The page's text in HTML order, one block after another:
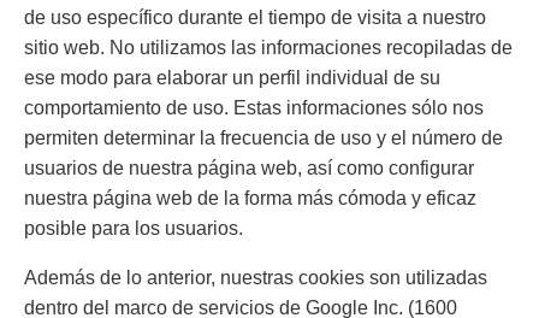
de uso específico durante el tiempo de visita a nuestro
sitio web. No utilizamos las informaciones recopiladas de
ese modo para elaborar un perfil individual de su
comportamiento de uso. Estas informaciones sólo nos
permiten determinar la frecuencia de uso y el número de
usuarios de nuestra página web, así como configurar
nuestra página web de la forma más cómoda y eficaz
posible para los usuarios.
Además de lo anterior, nuestras cookies son utilizadas
dentro del marco de servicios de Google Inc. (1600